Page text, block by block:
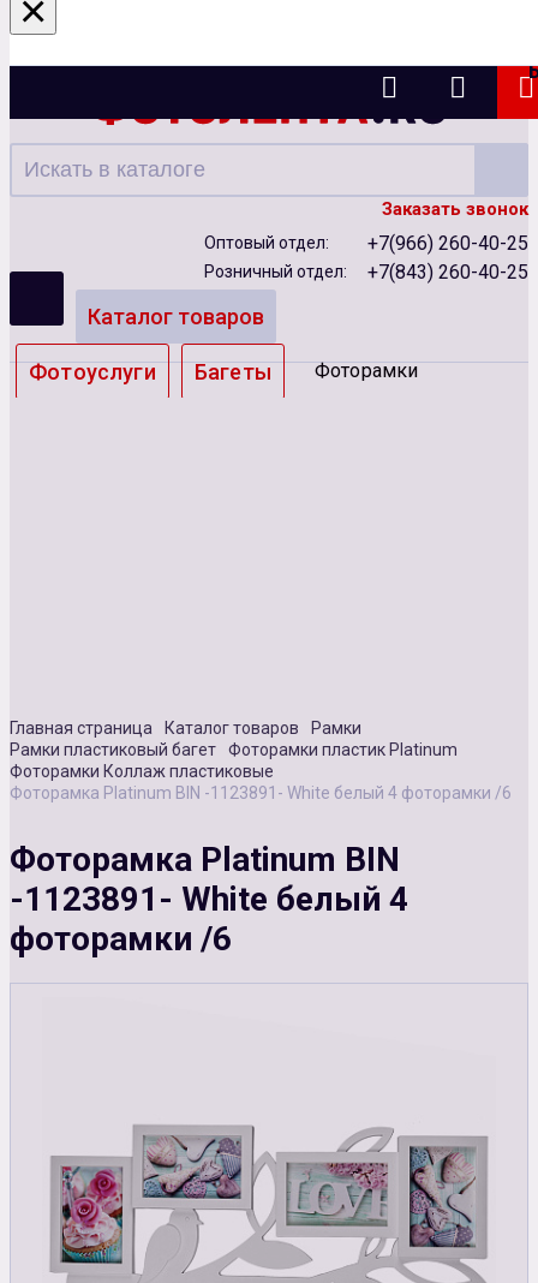
Казань
Заказать звонок
Оптовый отдел: +7(966) 260-40-25
Розничный отдел: +7(843) 260-40-25
Каталог товаров
Фотоуслуги Багеты Фоторамки
Главная страница Каталог товаров
Рамки
Рамки пластиковый багет
Фоторамки пластик Platinum
Фоторамки Коллаж пластиковые
Фоторамка Platinum BIN -1123891- White белый 4 фоторамки /6
Фоторамка Platinum BIN
-1123891- White белый 4
фоторамки /6
×